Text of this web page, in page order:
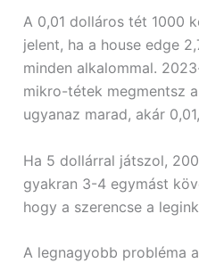
A 0,01 dolláros tét 1000
jelent, ha a house edge
minden alkalommal.
mikro-tétek megmentsz
ugyanaz marad, akár
Ha 5 dollárral játszol,
gyakran 3-4 egymást
hogy a szerencse a
A legnagyobb probléma